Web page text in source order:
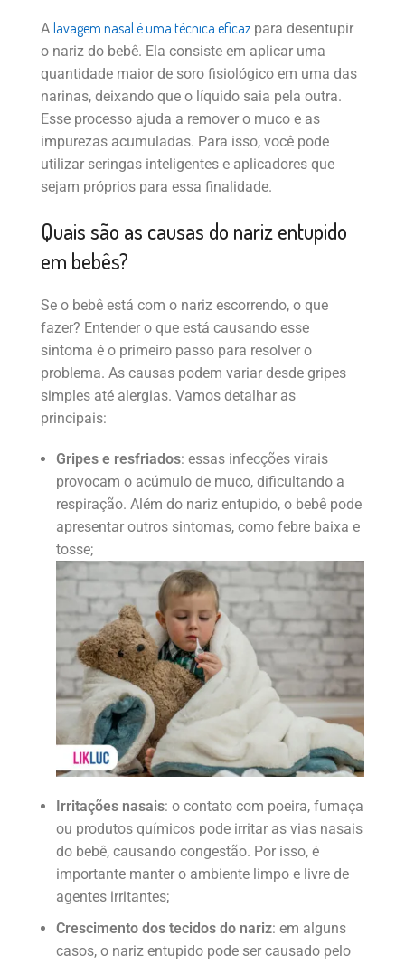
A lavagem nasal é uma técnica eficaz para desentupir
o nariz do bebê. Ela consiste em aplicar uma
quantidade maior de soro fisiológico em uma das
narinas, deixando que o líquido saia pela outra.
Esse processo ajuda a remover o muco e as
impurezas acumuladas. Para isso, você pode
utilizar seringas inteligentes e aplicadores que
sejam próprios para essa finalidade.
Quais são as causas do nariz entupido
em bebês?
Se o bebê está com o nariz escorrendo, o que
fazer? Entender o que está causando esse
sintoma é o primeiro passo para resolver o
problema. As causas podem variar desde gripes
simples até alergias. Vamos detalhar as
principais:
Gripes e resfriados: essas infecções virais
provocam o acúmulo de muco, dificultando a
respiração. Além do nariz entupido, o bebê pode
apresentar outros sintomas, como febre baixa e
tosse;
Irritações nasais: o contato com poeira, fumaça
ou produtos químicos pode irritar as vias nasais
do bebê, causando congestão. Por isso, é
importante manter o ambiente limpo e livre de
agentes irritantes;
Crescimento dos tecidos do nariz: em alguns
casos, o nariz entupido pode ser causado pelo